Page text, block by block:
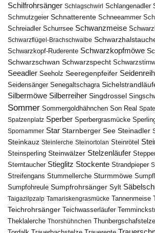
Schilfrohrsänger Schlagschwirl Schlangenadler
Schmutzgeier Schnatterente Schneeammer
Schreiadler Schurrsee Schwanzmeise
Schwarzflügel-Brachschwalbe
Schwarzkopf-Ruderente Schwarzkopfmöwe
Schwarzschwan Schwarzspecht
Seeadler Seeholz Seeregenpfeifer
Seidensänger Senegaltschagra
Silbermöwe Silberreiher Singdrossel
Sommer Sommergoldhähnchen Son Real
Spatzenplatz Sperber Sperbergrasmücke
Spornammer Star Starnberger See Steinadler
Steinkauz Steinlerche Steinortolan Steinrötel
Steinsperling Steinwälzer Stelzenläufer
Sterntaucher Stieglitz Stockente Strandpieper
Streifengans Stummellerche Sturmmöwe
Sumpfohreule Sumpfrohrsänger Sylt
Taigazilpzalp Tamariskengrasmücke Tannenmeise
Teichrohrsänger Teichwasserläufer
Theklalerche Thorshühnchen Thunbergschafstelze